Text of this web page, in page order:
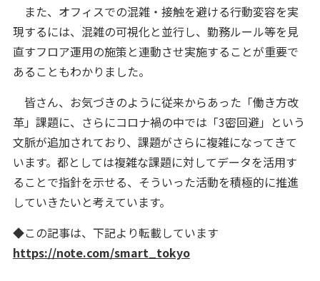
また、オフィスでの混雑・接触を避ける行動変容を実
現するには、混雑の可視化と並行し、勤務ルール等を見
直すフロア運用の施策と連動させ実施することが重要で
あることもわかりました。
皆さん、お気づきのように従来からあった「働き方改
革」課題に、さらにコロナ禍の中では「3密回避」という
文脈が追加されており、課題がさらに複雑になってきて
います。都としては複雑な課題に対してデータを活用す
ることで指針を示せる、そういった活動を積極的に推進
していきたいと考えています。
◆この記事は、下記より転載しています
https://note.com/smart_tokyo